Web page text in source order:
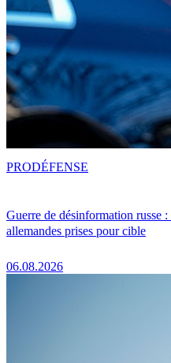
Guerre de désinformation russe
allemandes prises pour cible
06.08.2026
PRODÉFENSE